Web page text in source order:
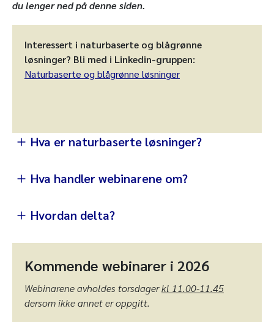
du lenger ned på denne siden.
Interessert i naturbaserte og blågrønne
løsninger? Bli med i Linkedin-gruppen:
Naturbaserte og blågrønne løsninger
Hva er naturbaserte løsninger?
Hva handler webinarene om?
Hvordan delta?
Kommende webinarer i 2026
Webinarene avholdes torsdagerkl 11.00-11.45
dersom ikke annet er oppgitt.